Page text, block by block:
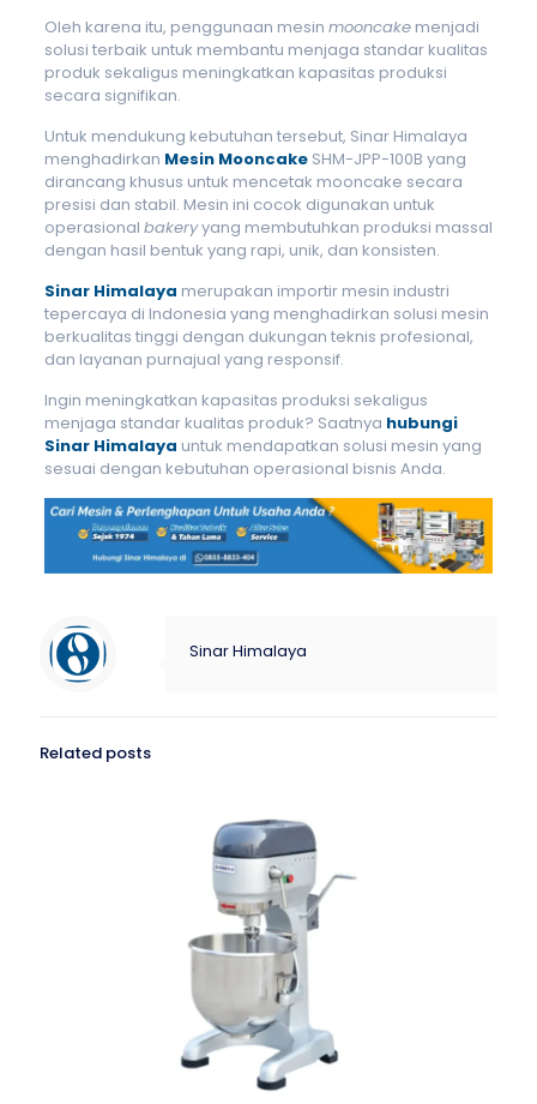
Oleh karena itu, penggunaan mesin mooncakemenjadi
solusi terbaik untuk membantu menjaga standar kualitas
produk sekaligus meningkatkan kapasitas produksi
secara signifikan.
Untuk mendukung kebutuhan tersebut, Sinar Himalaya
menghadirkan Mesin MooncakeSHM-JPP-100B yang
dirancang khusus untuk mencetak mooncake secara
presisi dan stabil. Mesin ini cocok digunakan untuk
operasional bakeryyang membutuhkan produksi massal
dengan hasil bentuk yang rapi, unik, dan konsisten.
Sinar Himalaya merupakan importir mesin industri
tepercaya di Indonesia yang menghadirkan solusi mesin
berkualitas tinggi dengan dukungan teknis profesional,
dan layanan purnajual yang responsif.
Ingin meningkatkan kapasitas produksi sekaligus
menjaga standar kualitas produk? Saatnya hubungi
Sinar Himalaya untuk mendapatkan solusi mesin yang
sesuai dengan kebutuhan operasional bisnis Anda.
Sinar Himalaya
Related posts